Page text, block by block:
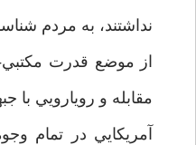
نداشتند، به مردم
از موضع قدرت مكتبي-
مقابله و رويارويي با
آمريكايي در تمام